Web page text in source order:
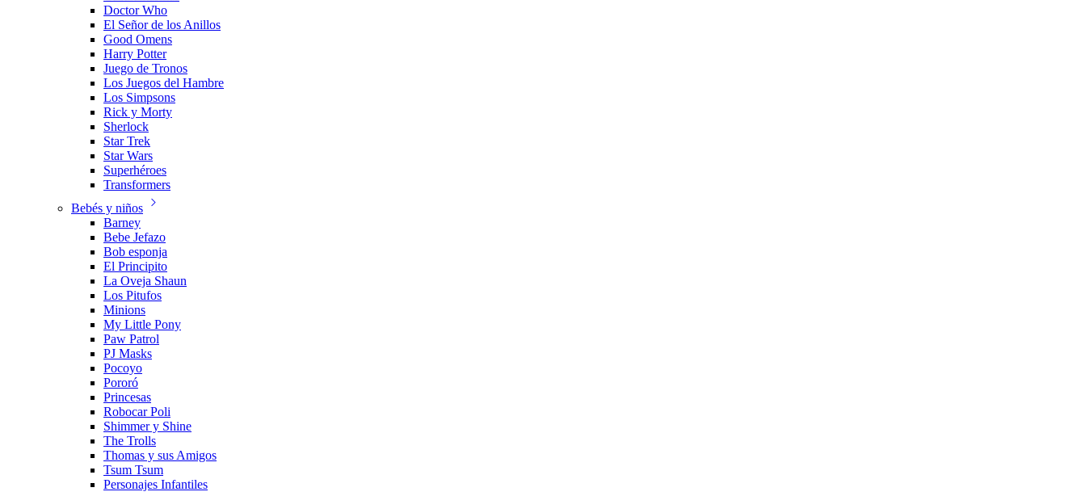
Doctor Who
El Señor de los Anillos
Good Omens
Harry Potter
Juego de Tronos
Los Juegos del Hambre
Los Simpsons
Rick y Morty
Sherlock
Star Trek
Star Wars
Superhéroes
Transformers
Bebés y niños
Barney
Bebe Jefazo
Bob esponja
El Principito
La Oveja Shaun
Los Pitufos
Minions
My Little Pony
Paw Patrol
PJ Masks
Pocoyo
Pororó
Princesas
Robocar Poli
Shimmer y Shine
The Trolls
Thomas y sus Amigos
Tsum Tsum
Personajes Infantiles